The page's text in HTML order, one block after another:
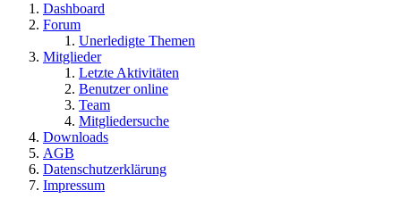
Dashboard
Forum
Unerledigte Themen
Mitglieder
Letzte Aktivitäten
Benutzer online
Team
Mitgliedersuche
Downloads
AGB
Datenschutzerklärung
Impressum